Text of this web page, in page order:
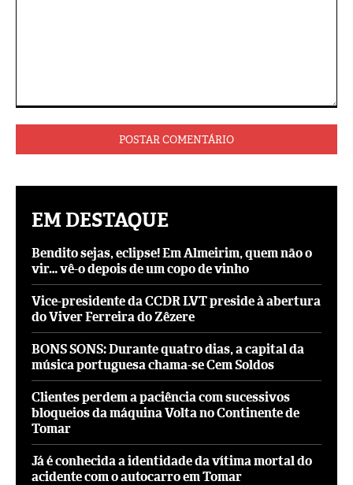
EM DESTAQUE
Bendito sejas, eclipse! Em Almeirim, quem não o
vir… vê-o depois de um copo de vinho
Vice-presidente da CCDR LVT preside à abertura
do Viver Ferreira do Zêzere
BONS SONS: Durante quatro dias, a capital da
música portuguesa chama-se Cem Soldos
Clientes perdem a paciência com sucessivos
bloqueios da máquina Volta no Continente de
Tomar
Já é conhecida a identidade da vítima mortal do
acidente com o autocarro em Tomar